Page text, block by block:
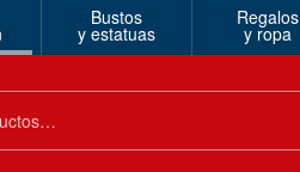
Bustos
y estatuas
Regalos
y ropa